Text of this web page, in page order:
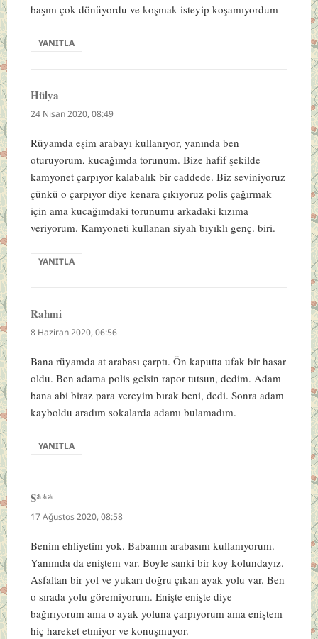
başım çok dönüyordu ve koşmak isteyip koşamıyordum
YANITLA
Hülya
ki:
24 Nisan 2020, 08:49
Rüyamda eşim arabayı kullanıyor, yanında ben
oturuyorum, kucağımda torunum. Bize hafif şekilde
kamyonet çarpıyor kalabalık bir caddede. Biz seviniyoruz
çünkü o çarpıyor diye kenara çıkıyoruz polis çağırmak
için ama kucağımdaki torunumu arkadaki kızıma
veriyorum. Kamyoneti kullanan siyah bıyıklı genç. biri.
YANITLA
Rahmidedi
ki:
8 Haziran 2020, 06:56
Bana rüyamda at arabası çarptı. Ön kaputta ufak bir hasar
oldu. Ben adama polis gelsin rapor tutsun, dedim. Adam
bana abi biraz para vereyim bırak beni, dedi. Sonra adam
kayboldu aradım sokalarda adamı bulamadım.
YANITLA
S***
ki:
17 Ağustos 2020, 08:58
Benim ehliyetim yok. Babamın arabasını kullanıyorum.
Yanımda da eniştem var. Boyle sanki bir koy kolundayız.
Asfaltan bir yol ve yukarı doğru çıkan ayak yolu var. Ben
o sırada yolu göremiyorum. Enişte enişte diye
bağırıyorum ama o ayak yoluna çarpıyorum ama eniştem
hiç hareket etmiyor ve konuşmuyor.